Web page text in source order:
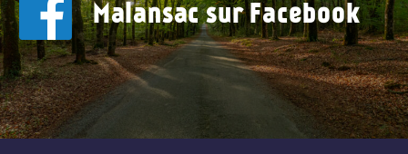
Malansac sur Facebook